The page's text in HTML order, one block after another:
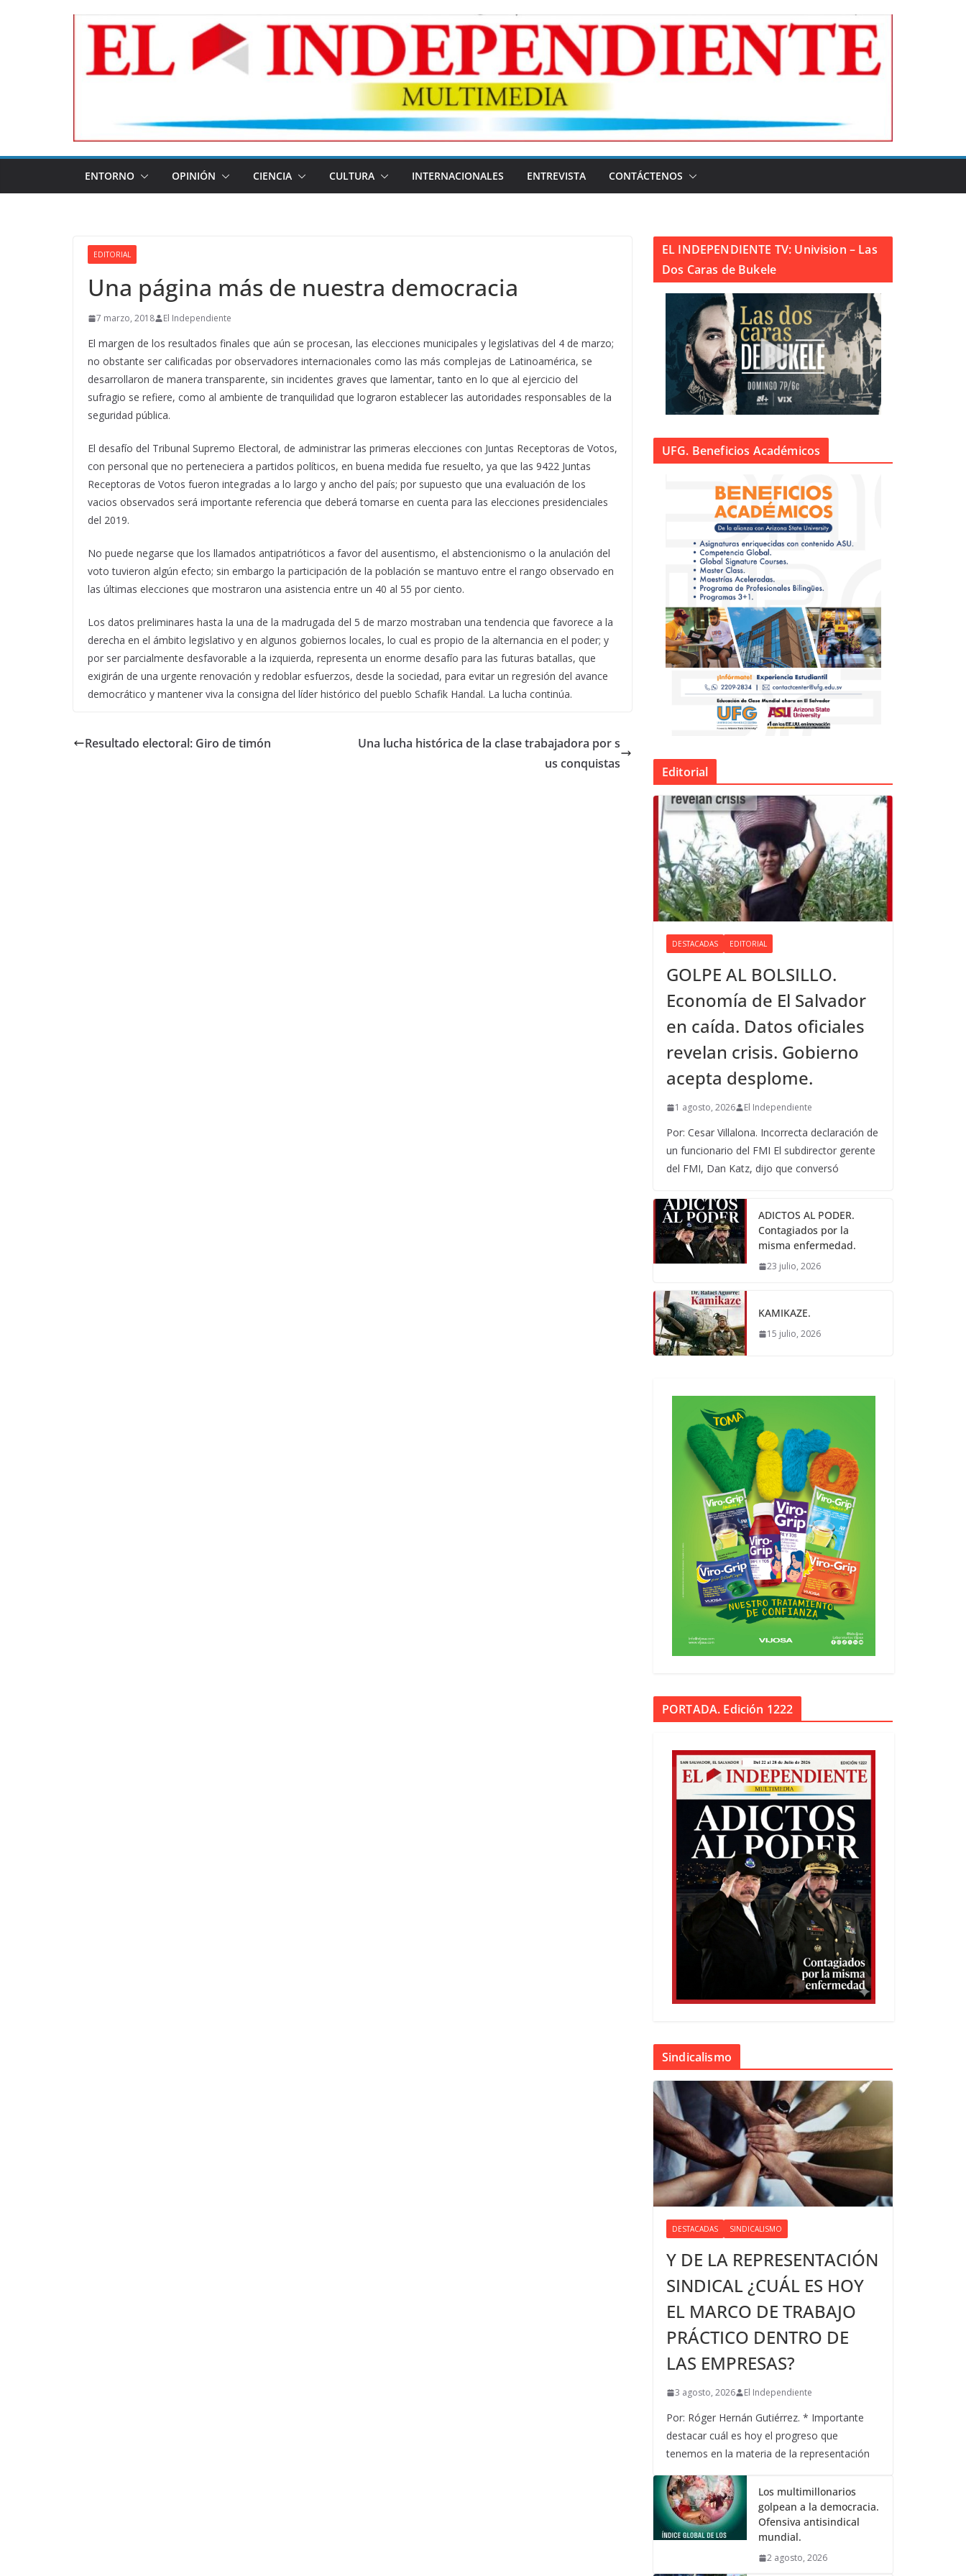
ENTORNO OPINIÓN CIENCIA CULTURA INTERNACIONALES ENTREVISTA CONTÁCTENOS
EDITORIAL
Una página más de nuestra democracia
7 marzo, 2018 El Independiente
El margen de los resultados finales que aún se procesan, las elecciones municipales y legislativas del 4 de marzo;
no obstante ser calificadas por observadores internacionales como las más complejas de Latinoamérica, se
desarrollaron de manera transparente, sin incidentes graves que lamentar, tanto en lo que al ejercicio del
sufragio se refiere, como al ambiente de tranquilidad que lograron establecer las autoridades responsables de la
seguridad pública.
El desafío del Tribunal Supremo Electoral, de administrar las primeras elecciones con Juntas Receptoras de Votos,
con personal que no perteneciera a partidos políticos, en buena medida fue resuelto, ya que las 9422 Juntas
Receptoras de Votos fueron integradas a lo largo y ancho del país; por supuesto que una evaluación de los
vacios observados será importante referencia que deberá tomarse en cuenta para las elecciones presidenciales
del 2019.
No puede negarse que los llamados antipatrióticos a favor del ausentismo, el abstencionismo o la anulación del
voto tuvieron algún efecto; sin embargo la participación de la población se mantuvo entre el rango observado en
las últimas elecciones que mostraron una asistencia entre un 40 al 55 por ciento.
Los datos preliminares hasta la una de la madrugada del 5 de marzo mostraban una tendencia que favorece a la
derecha en el ámbito legislativo y en algunos gobiernos locales, lo cual es propio de la alternancia en el poder; y
por ser parcialmente desfavorable a la izquierda, representa un enorme desafío para las futuras batallas, que
exigirán de una urgente renovación y redoblar esfuerzos, desde la sociedad, para evitar un regresión del avance
democrático y mantener viva la consigna del líder histórico del pueblo Schafik Handal. La lucha continúa.
Resultado electoral: Giro de timón
Una lucha histórica de la clase trabajadora por s
us conquistas
EL INDEPENDIENTE TV: Univision – Las
Dos Caras de Bukele
UFG. Beneficios Académicos
Editorial
DESTACADAS EDITORIAL
GOLPE AL BOLSILLO.
Economía de El Salvador
en caída. Datos oficiales
revelan crisis. Gobierno
acepta desplome.
1 agosto, 2026 El Independiente
Por: Cesar Villalona. Incorrecta declaración de
un funcionario del FMI El subdirector gerente
del FMI, Dan Katz, dijo que conversó
ADICTOS AL PODER.
Contagiados por la
misma enfermedad.
23 julio, 2026
KAMIKAZE.
15 julio, 2026
PORTADA. Edición 1222
Sindicalismo
DESTACADAS SINDICALISMO
Y DE LA REPRESENTACIÓN
SINDICAL ¿CUÁL ES HOY
EL MARCO DE TRABAJO
PRÁCTICO DENTRO DE
LAS EMPRESAS?
3 agosto, 2026 El Independiente
Por: Róger Hernán Gutiérrez. * Importante
destacar cuál es hoy el progreso que
tenemos en la materia de la representación
Los multimillonarios
golpean a la democracia.
Ofensiva antisindical
mundial.
2 agosto, 2026